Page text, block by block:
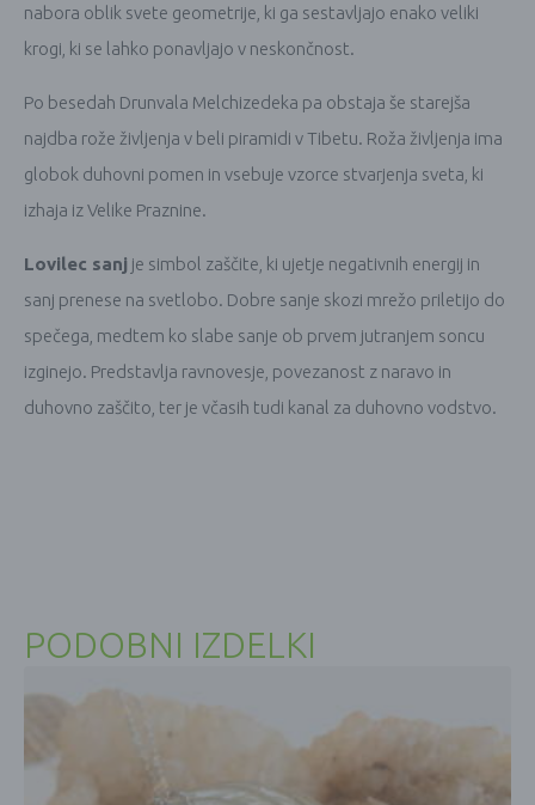
nabora oblik svete geometrije, ki ga sestavljajo enako veliki
krogi, ki se lahko ponavljajo v neskončnost.
Po besedah Drunvala Melchizedeka pa obstaja še starejša
najdba rože življenja v beli piramidi v Tibetu. Roža življenja ima
globok duhovni pomen in vsebuje vzorce stvarjenja sveta, ki
izhaja iz Velike Praznine.
Lovilec sanj je simbol zaščite, ki ujetje negativnih energij in
sanj prenese na svetlobo. Dobre sanje skozi mrežo priletijo do
spečega, medtem ko slabe sanje ob prvem jutranjem soncu
izginejo. Predstavlja ravnovesje, povezanost z naravo in
duhovno zaščito, ter je včasih tudi kanal za duhovno vodstvo.
PODOBNI IZDELKI